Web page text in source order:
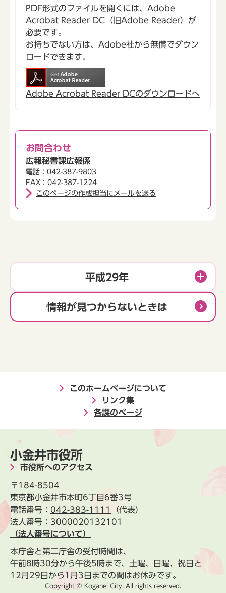
PDF形式のファイルを開くには、Adobe
Acrobat Reader DC（旧Adobe Reader）が
必要です。
お持ちでない方は、Adobe社から無償でダウン
ロードできます。
Adobe Acrobat Reader DCのダウンロードへ
お問合わせ
広報秘書課広報係
電話：042-387-9803
FAX：042-387-1224
このページの作成担当にメールを送る
平成29年
情報が見つからないときは
このホームページについて
リンク集
各課のページ
小金井市役所
市役所へのアクセス
〒184-8504
東京都小金井市本町6丁目6番3号
電話番号： 042-383-1111
（代表）
法人番号：3000020132101
（法人番号について）
本庁舎と第二庁舎の受付時間は、
午前8時30分から午後5時まで、土曜、日曜、祝日と
12月29日から1月3日までの間はお休みです。
Copyright © Koganei City. All rights reserved.